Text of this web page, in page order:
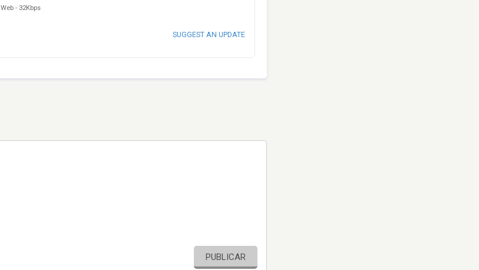
Web - 32Kbps
SUGGEST AN UPDATE
PUBLICAR